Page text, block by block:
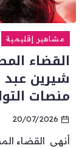
مشاهير إقليمية
القضاء
شيرين
منصات
20/07/2026
أنهى القضاء